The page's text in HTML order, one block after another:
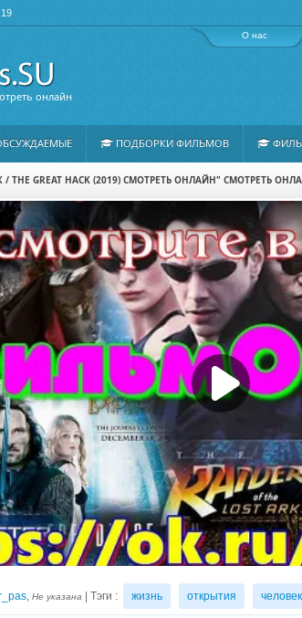
онлайн
О нас
ПОДБОРКИ ФИЛЬМОВ
GREAT HACK (2019) СМОТРЕТЬ ОНЛАЙН" СМОТРЕТЬ
, Не указана | Тэги : жизнь открытия человек